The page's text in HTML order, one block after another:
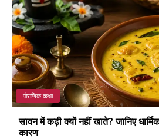
पौराणिक कथा
सावन में कढ़ी क्यों नहीं खाते? जानिए
कारण